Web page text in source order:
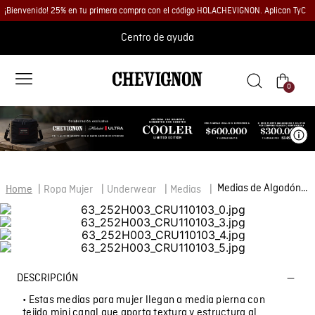
¡Bienvenido! 25% en tu primera compra con el código HOLACHEVIGNON. Aplican TyC
Centro de ayuda
0
Ropa Mujer Underwear Medias Medias de Algodón para Mujer
DESCRIPCIÓN
• Estas medias para mujer llegan a media pierna con